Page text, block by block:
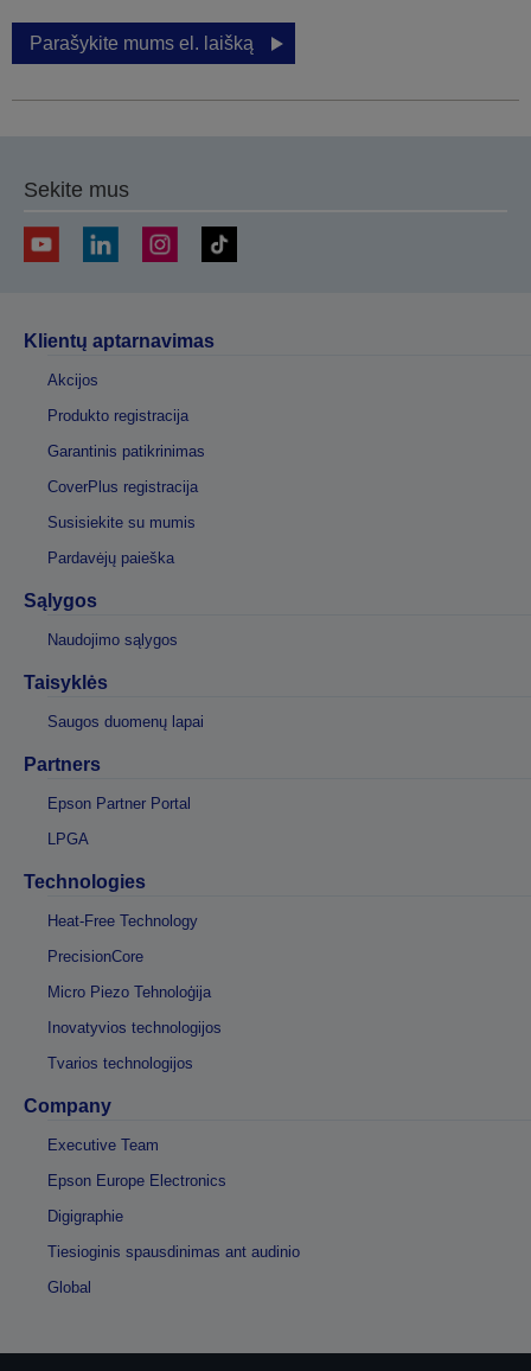
Parašykite mums el. laišką
Sekite mus
Klientų aptarnavimas
Akcijos
Produkto registracija
Garantinis patikrinimas
CoverPlus registracija
Susisiekite su mumis
Pardavėjų paieška
Sąlygos
Naudojimo sąlygos
Taisyklės
Saugos duomenų lapai
Partners
Epson Partner Portal
LPGA
Technologies
Heat-Free Technology
PrecisionCore
Micro Piezo Tehnoloģija
Inovatyvios technologijos
Tvarios technologijos
Company
Executive Team
Epson Europe Electronics
Digigraphie
Tiesioginis spausdinimas ant audinio
Global